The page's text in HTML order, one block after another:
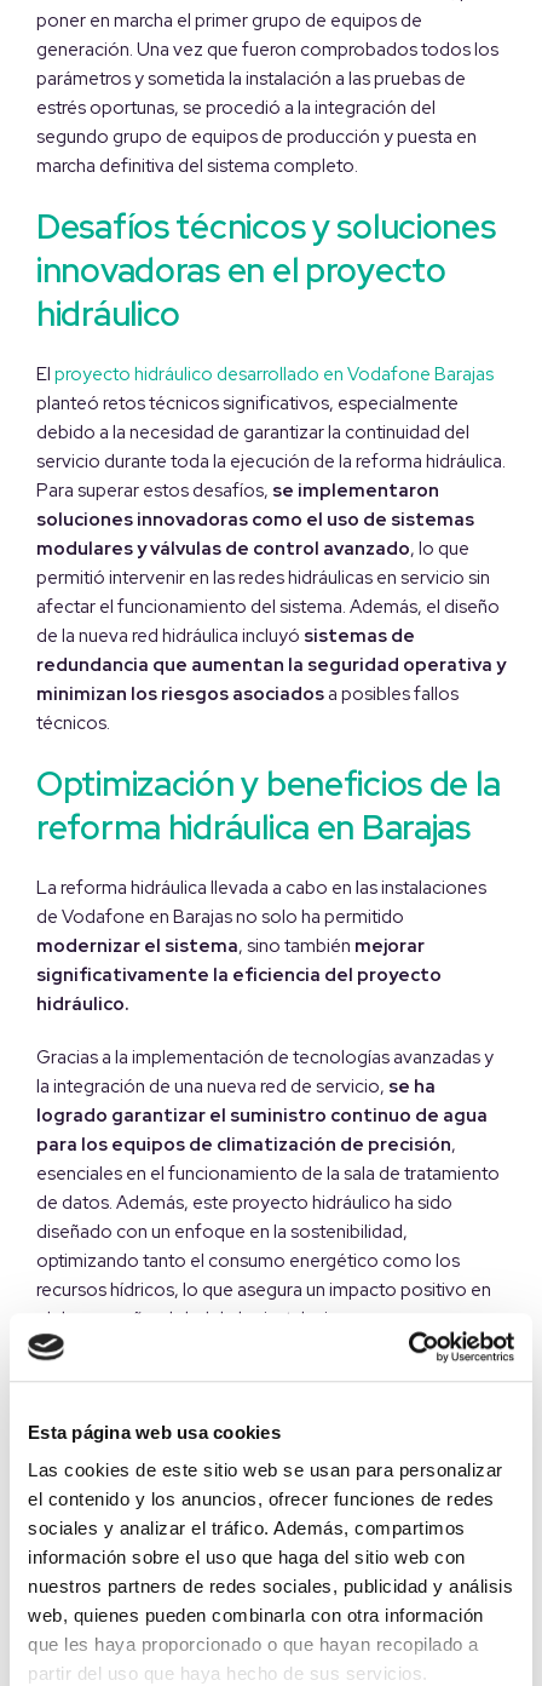
Esta página web usa cookies
Las cookies de este sitio web se usan para personalizar
el contenido y los anuncios, ofrecer funciones de redes
sociales y analizar el tráfico. Además, compartimos
información sobre el uso que haga del sitio web con
nuestros partners de redes sociales, publicidad y análisis
web, quienes pueden combinarla con otra información
que les haya proporcionado o que hayan recopilado a
partir del uso que haya hecho de sus servicios.
poner en marcha el primer grupo de equipos de
generación. Una vez que fueron comprobados todos los
parámetros y sometida la instalación a las pruebas de
estrés oportunas, se procedió a la integración del
segundo grupo de equipos de producción y puesta en
marcha definitiva del sistema completo.
Desafíos técnicos y soluciones
innovadoras en el proyecto
hidráulico
El proyecto hidráulico desarrollado en Vodafone Barajas
planteó retos técnicos significativos, especialmente
debido a la necesidad de garantizar la continuidad del
servicio durante toda la ejecución de la reforma hidráulica.
Para superar estos desafíos, se implementaron
soluciones innovadoras como el uso de sistemas
modulares y válvulas de control avanzado, lo que
permitió intervenir en las redes hidráulicas en servicio sin
afectar el funcionamiento del sistema. Además, el diseño
de la nueva red hidráulica incluyó sistemas de
redundancia que aumentan la seguridad operativa y
minimizan los riesgos asociados a posibles fallos
técnicos.
Optimización y beneficios de la
reforma hidráulica en Barajas
La reforma hidráulica llevada a cabo en las instalaciones
de Vodafone en Barajas no solo ha permitido
modernizar el sistema, sino también mejorar
significativamente la eficiencia del proyecto
hidráulico.
Gracias a la implementación de tecnologías avanzadas y
la integración de una nueva red de servicio, se ha
logrado garantizar el suministro continuo de agua
para los equipos de climatización de precisión,
esenciales en el funcionamiento de la sala de tratamiento
de datos. Además, este proyecto hidráulico ha sido
diseñado con un enfoque en la sostenibilidad,
optimizando tanto el consumo energético como los
recursos hídricos, lo que asegura un impacto positivo en
el desempeño global de las instalaciones.
Promotor:
Emplazamiento:Barajas
Fecha finalización:Agosto de 2015
Proyectos relacionados